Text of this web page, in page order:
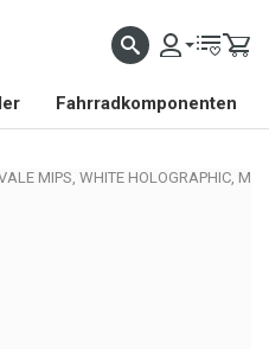
Fahrradkomponenten
MIPS, WHITE HOLOGRAPHIC, M